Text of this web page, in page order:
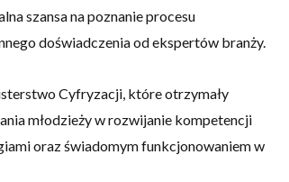
szansa na poznanie procesu
doświadczenia od ekspertów branży.
Cyfryzacji, które otrzymały
młodzieży w rozwijanie kompetencji
oraz świadomym funkcjonowaniem w